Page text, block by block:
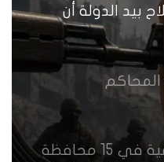
بيد الدولة أن
75 باحثة اجتماعية في 15 محافظة